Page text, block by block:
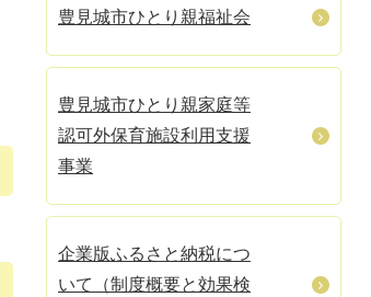
豊見城市ひとり親福祉会
豊見城市ひとり親家庭等
認可外保育施設利用支援
事業
企業版ふるさと納税につ
いて（制度概要と効果検